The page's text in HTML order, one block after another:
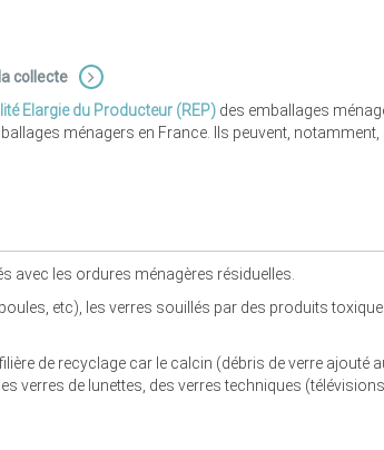
collecte
Elargie du Producteur (REP) des emballages
ménagers en France. Ils peuvent,
avec les ordures ménagères résiduelles.
etc), les verres souillés par des produits
de recyclage car le calcin (débris de verre
verres de lunettes, des verres techniques